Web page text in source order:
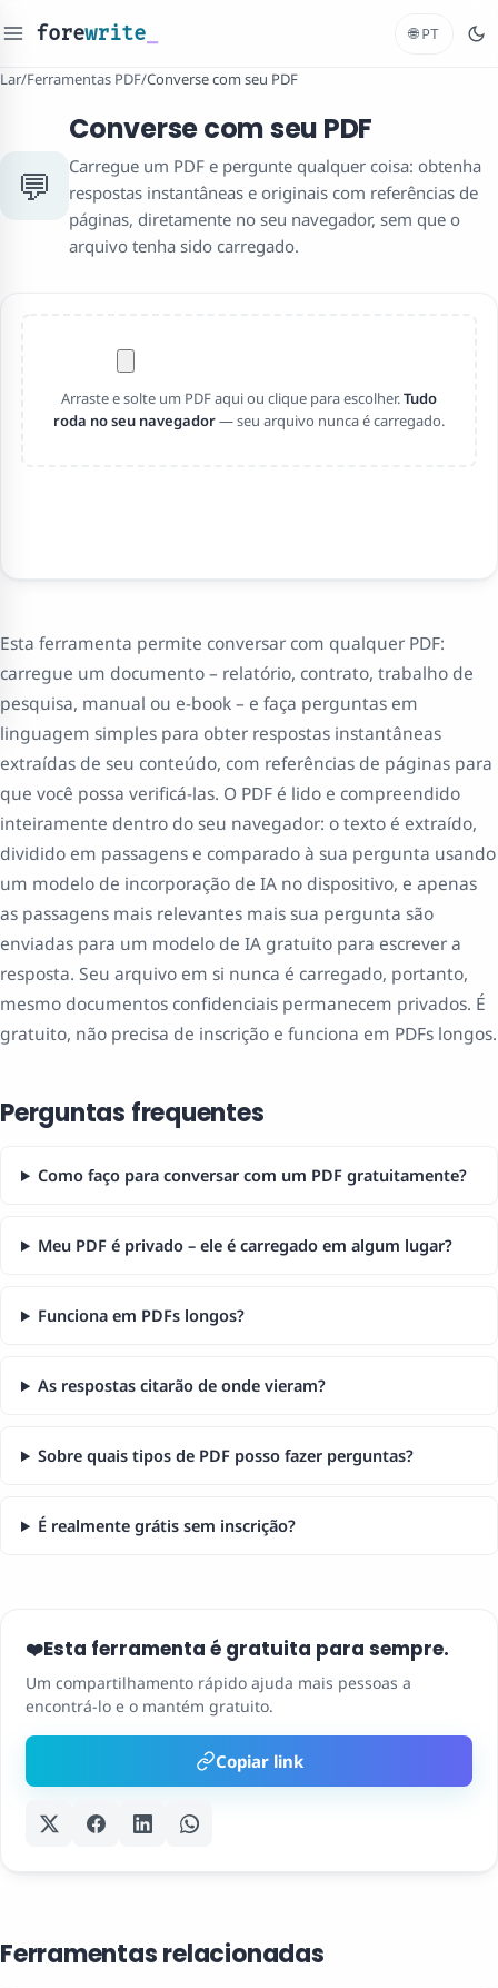
forewrite 🌐 PT
Lar/Ferramentas PDF/Converse com seu PDF
💬
Converse com seu PDF
Carregue um PDF e pergunte qualquer coisa: obtenha
respostas instantâneas e originais com referências de
páginas, diretamente no seu navegador, sem que o
arquivo tenha sido carregado.
Arraste e solte um PDF aqui ou clique para escolher.Tudo
roda no seu navegador— seu arquivo nunca é carregado.
Esta ferramenta permite conversar com qualquer PDF:
carregue um documento – relatório, contrato, trabalho de
pesquisa, manual ou e-book – e faça perguntas em
linguagem simples para obter respostas instantâneas
extraídas de seu conteúdo, com referências de páginas para
que você possa verificá-las. O PDF é lido e compreendido
inteiramente dentro do seu navegador: o texto é extraído,
dividido em passagens e comparado à sua pergunta usando
um modelo de incorporação de IA no dispositivo, e apenas
as passagens mais relevantes mais sua pergunta são
enviadas para um modelo de IA gratuito para escrever a
resposta. Seu arquivo em si nunca é carregado, portanto,
mesmo documentos confidenciais permanecem privados. É
gratuito, não precisa de inscrição e funciona em PDFs longos.
Perguntas frequentes
Como faço para conversar com um PDF gratuitamente?
Meu PDF é privado – ele é carregado em algum lugar?
Funciona em PDFs longos?
As respostas citarão de onde vieram?
Sobre quais tipos de PDF posso fazer perguntas?
É realmente grátis sem inscrição?
❤️Esta ferramenta é gratuita para sempre.
Um compartilhamento rápido ajuda mais pessoas a
encontrá-lo e o mantém gratuito.
Copiar link
Ferramentas relacionadas